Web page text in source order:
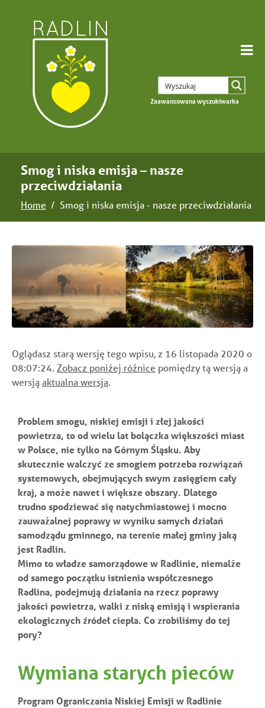
Zaawansowana wyszukiwarka
Smog i niska emisja – nasze
przeciwdziałania
Home Smog i niska emisja - nasze przeciwdziałania
Oglądasz starą wersję tego wpisu, z 16 listopada 2020 o
08:07:24. Zobacz poniżej różnice pomiędzy tą wersją a
wersjąaktualna wersja.
Problem smogu, niskiej emisji i złej jakości
powietrza, to od wielu lat bolączka większości miast
w Polsce, nie tylko na Górnym Śląsku. Aby
skutecznie walczyć ze smogiem potrzeba rozwiązań
systemowych, obejmujących swym zasięgiem cały
kraj, a może nawet i większe obszary. Dlatego
trudno spodziewać się natychmiastowej i mocno
zauważalnej poprawy w wyniku samych działań
samodządu gminnego, na terenie małej gminy jaką
jest Radlin.
Mimo to władze samorządowe w Radlinie, niemalże
od samego początku istnienia współczesnego
Radlina, podejmują działania na rzecz poprawy
jakości powietrza, walki z niską emisją i wspierania
ekologicznych źródeł ciepła. Co zrobiliśmy do tej
pory?
Wymiana starych pieców
Program Ograniczania Niskiej Emisji w Radlinie